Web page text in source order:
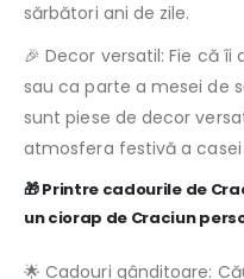
sărbători ani de zile.
🎉 Decor versatil: Fie că
sau ca parte a mesei de
sunt piese de decor
atmosfera festivă a casei
🎁 Printre cadourile de
un ciorap de Craciun
🌟 Cadouri gânditoare: